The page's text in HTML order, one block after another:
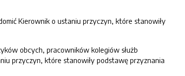
Kierownik o ustaniu przyczyn, które stanowiły
obcych, pracowników kolegiów służb
przyczyn, które stanowiły podstawę przyznania